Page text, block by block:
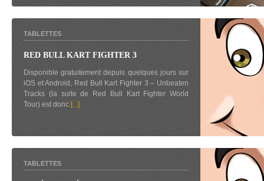
TABLETTES
RED BULL KART FIGHTER 3
Disponible gratuitement depuis quelques jours sur
iOS et Android, Red Bull Kart Fighter 3 – Unbeaten
Tracks (la suite de Red Bull Kart Fighter World
Tour) est donc [...]
TABLETTES